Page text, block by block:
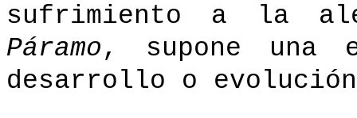
sufrimiento a la
Páramo, supone
desarrollo o